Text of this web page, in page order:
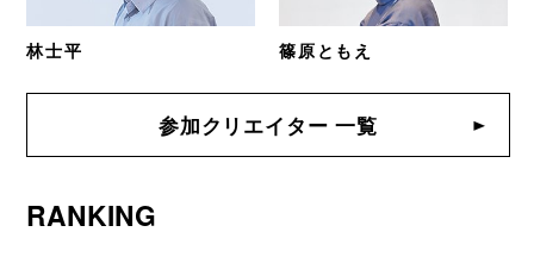
林士平 篠原ともえ
参加クリエイター 一覧
RANKING